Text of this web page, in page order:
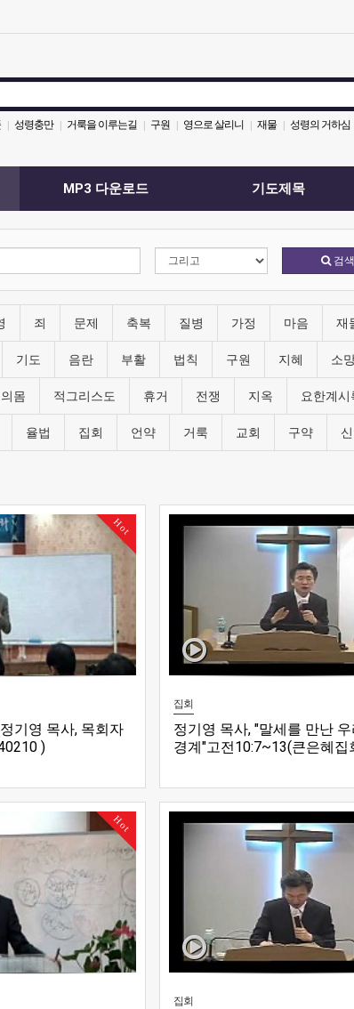
성령충만 거룩을 이루는길 구원 영으로 살리니 재물 성령의 거하심
MP3 다운로드 기도제목
검색
죄 문제 축복 질병 가정 마음 재
기도 음란 부활 법칙 구원 지혜 소
몸 적그리스도 휴거 전쟁 지옥 요한계시
율법 집회 언약 거룩 교회 구약
Hot
기영 목사, 목회자
)
집회
정기영 목사, "말세를 만난 우
경계"고전10:7~13(큰은혜집
Hot
집회